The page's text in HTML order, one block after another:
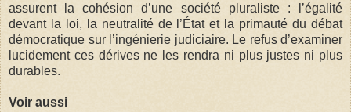
assurent la cohésion d’une société pluraliste : l’égalité
devant la loi, la neutralité de l’État et la primauté du débat
démocratique sur l’ingénierie judiciaire. Le refus d’examiner
lucidement ces dérives ne les rendra ni plus justes ni plus
durables.
Voir aussi